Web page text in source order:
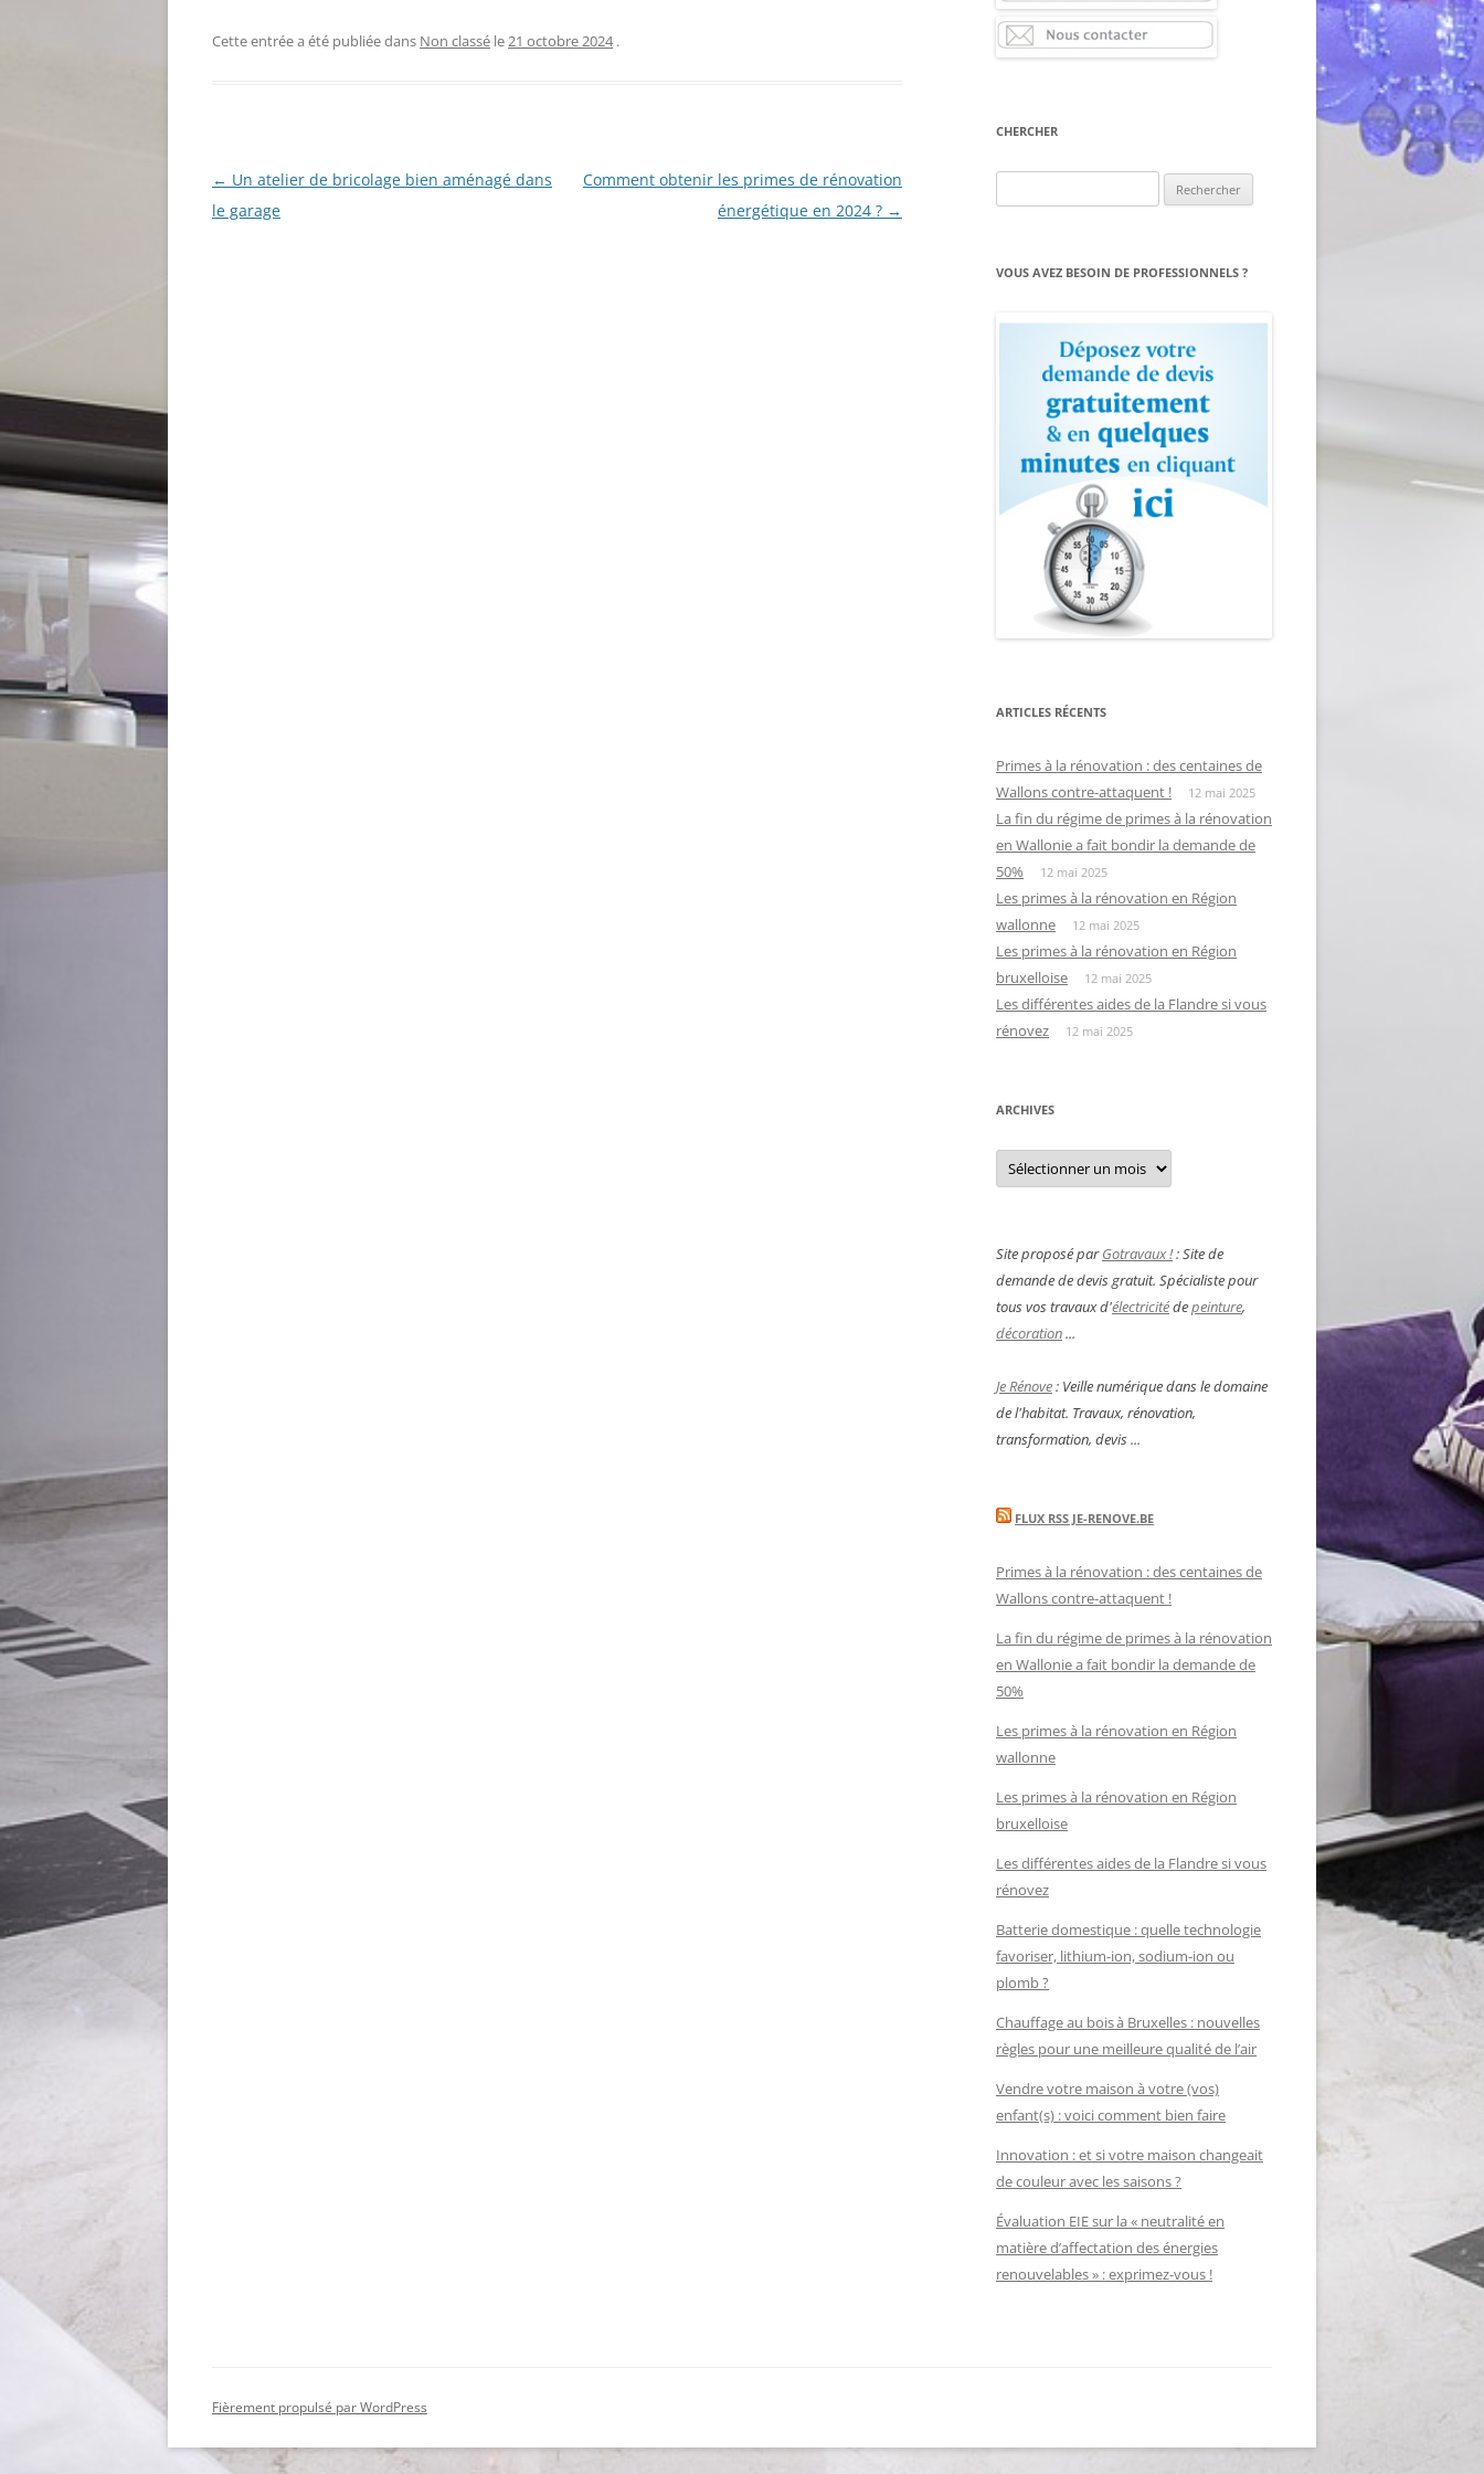
Cette entrée a été publiée dans Non classé le21 octobre 2024 .
Navigation
des
← Un atelier de bricolage bien aménagé dans
le garage
Comment obtenir les primes de rénovation
énergétique en 2024 ? →
CHERCHER
VOUS AVEZ BESOIN DE PROFESSIONNELS ?
ARTICLES RÉCENTS
Primes à la rénovation : des centaines de
Wallons contre-attaquent !
12 mai 2025
La fin du régime de primes à la rénovation
en Wallonie a fait bondir la demande de
50%
12 mai 2025
Les primes à la rénovation en Région
wallonne
12 mai 2025
Les primes à la rénovation en Région
bruxelloise
12 mai 2025
Les différentes aides de la Flandre si vous
rénovez
12 mai 2025
ARCHIVES
Archives
Site proposé parGotravaux !: Site de
demande de devis gratuit. Spécialiste pour
tous vos travaux d'électricitédepeinture,
décoration...
Je Rénove: Veille numérique dans le domaine
de l'habitat. Travaux, rénovation,
transformation, devis ...
FLUX RSS JE-RENOVE.BE
Primes à la rénovation : des centaines de
Wallons contre-attaquent !
La fin du régime de primes à la rénovation
en Wallonie a fait bondir la demande de
50%
Les primes à la rénovation en Région
wallonne
Les primes à la rénovation en Région
bruxelloise
Les différentes aides de la Flandre si vous
rénovez
Batterie domestique : quelle technologie
favoriser, lithium-ion, sodium-ion ou
plomb ?
Chauffage au bois à Bruxelles : nouvelles
règles pour une meilleure qualité de l’air
Vendre votre maison à votre (vos)
enfant(s) : voici comment bien faire
Innovation : et si votre maison changeait
de couleur avec les saisons ?
Évaluation EIE sur la « neutralité en
matière d’affectation des énergies
renouvelables » : exprimez-vous !
Fièrement propulsé par WordPress